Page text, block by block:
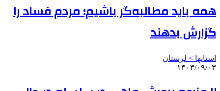
همه باید مطالبه‌گر باشیم؛ مردم فساد را
گزارش بدهند
استانها > لرستان
۱۴۰۳/۰۹/۰۳